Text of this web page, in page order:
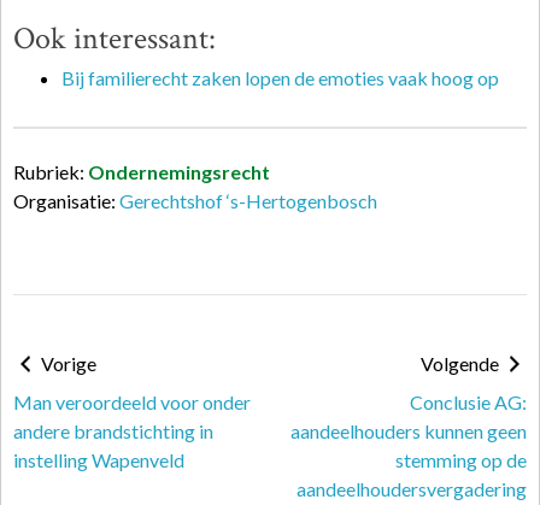
Ook interessant:
Bij familierecht zaken lopen de emoties vaak hoog op
Rubriek: Ondernemingsrecht
Organisatie: Gerechtshof ‘s-Hertogenbosch
Vorige
Man veroordeeld voor onder
andere brandstichting in
instelling Wapenveld
Volgende
Conclusie AG:
aandeelhouders kunnen geen
stemming op de
aandeelhoudersvergadering